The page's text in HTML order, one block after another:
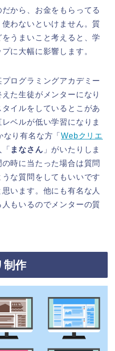
から、お金をもらってる
わないといけません。質
うまいこと考えると、学
に大幅に影響します。
ログラミングアカデミー
た生徒がメンターになり
イルをしているとこがあ
ベルが低い学習になりま
なり有名な方「Webクリエ
まなさん 」がいたりしま
時に当たった場合は質問
な質問をしてもいいです
います。他にも有名な人
もいるのでメンターの質
制作